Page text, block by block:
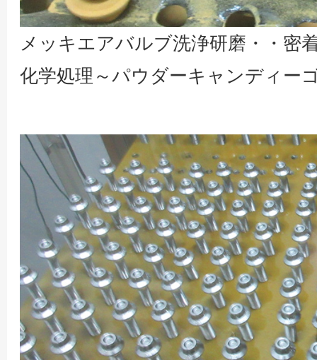
メッキエアバルブ洗浄研磨・・密
化学処理～パウダーキャンディー